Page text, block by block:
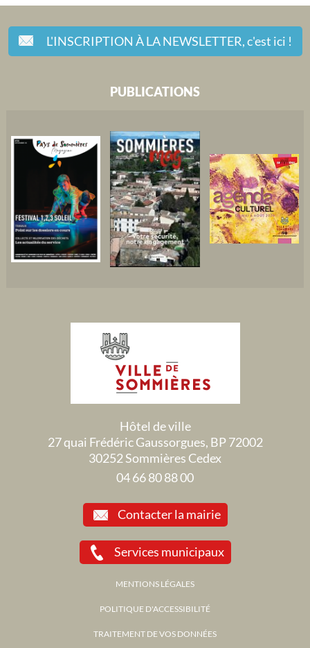
L'INSCRIPTION À LA NEWSLETTER,c'est ici !
PUBLICATIONS
Hôtel de ville
27 quai Frédéric Gaussorgues, BP 72002
30252 Sommières Cedex
04 66 80 88 00
Contacter la mairie
Services municipaux
MENTIONS LÉGALES
POLITIQUE D'ACCESSIBILITÉ
TRAITEMENT DE VOS DONNÉES